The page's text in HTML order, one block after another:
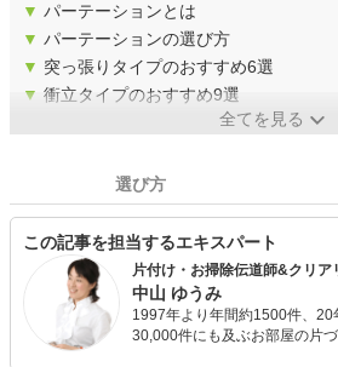
▼ パーテーションとは
▼ パーテーションの選び方
▼ 突っ張りタイプのおすすめ6選
▼ 衝立タイプのおすすめ9選
全てを見る
選び方
この記事を担当するエキスパート
片付け・お掃除伝道師&クリア
中山 ゆうみ
1997年より年間約1500件、20
30,000件にも及ぶお部屋の片